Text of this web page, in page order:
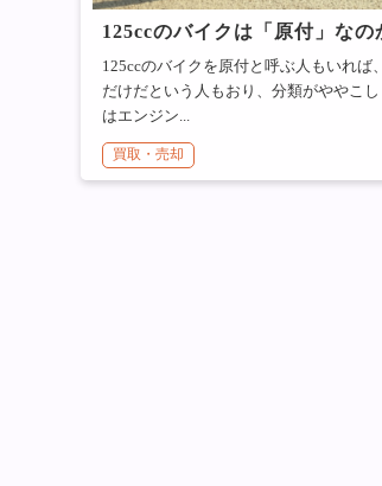
125ccのバイクは「原付」なの
125ccのバイクを原付と呼ぶ人もいれば
だけだという人もおり、分類がややこ
はエンジン...
買取・売却